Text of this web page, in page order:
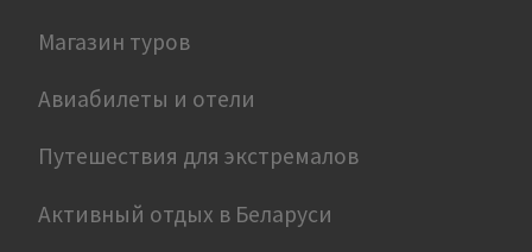
Магазин туров
Авиабилеты и отели
Путешествия для экстремалов
Активный отдых в Беларуси